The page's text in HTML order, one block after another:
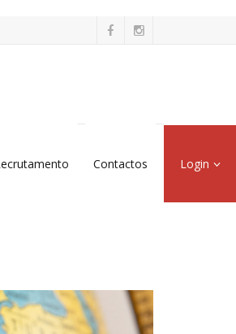
Contactos Login